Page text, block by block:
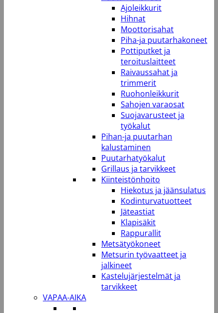
Ajoleikkurit
Hihnat
Moottorisahat
Piha-ja puutarhakoneet
Pottiputket ja
teroituslaitteet
Raivaussahat ja
trimmerit
Ruohonleikkurit
Sahojen varaosat
Suojavarusteet ja
työkalut
Pihan-ja puutarhan
kalustaminen
Puutarhatyökalut
Grillaus ja tarvikkeet
Kiinteistönhoito
Hiekotus ja jäänsulatus
Kodinturvatuotteet
Jäteastiat
Klapisäkit
Rappurallit
Metsätyökoneet
Metsurin työvaatteet ja
jalkineet
Kastelujärjestelmät ja
tarvikkeet
VAPAA-AIKA